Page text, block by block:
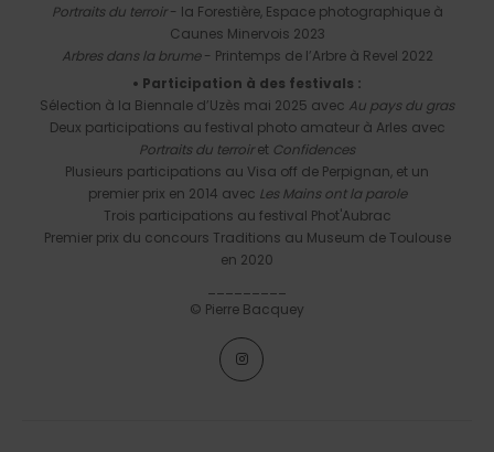
Portraits du terroir- la Forestière, Espace photographique à
Caunes Minervois 2023
Arbres dans la brume- Printemps de l’Arbre à Revel 2022
• Participation à des festivals :
Sélection à la Biennale d’Uzès mai 2025 avec Au pays du gras
Deux participations au festival photo amateur à Arles avec
Portraits du terroir et Confidences
Plusieurs participations au Visa off de Perpignan, et un
premier prix en 2014 avec Les Mains ont la parole
Trois participations au festival Phot'Aubrac
Premier prix du concours Traditions au Museum de Toulouse
en 2020
© Pierre Bacquey